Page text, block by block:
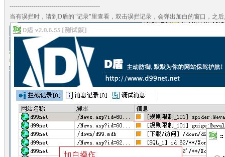
---------------------------------------------
当有误拦时，请到D盾的"记录"里查看，双击误拦记录，会弹出加白的窗口，之